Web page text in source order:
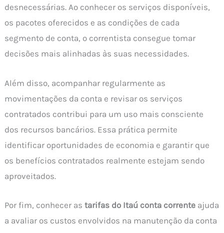
desnecessárias. Ao conhecer os serviços disponíveis,
os pacotes oferecidos e as condições de cada
segmento de conta, o correntista consegue tomar
decisões mais alinhadas às suas necessidades.
Além disso, acompanhar regularmente as
movimentações da conta e revisar os serviços
contratados contribui para um uso mais consciente
dos recursos bancários. Essa prática permite
identificar oportunidades de economia e garantir que
os benefícios contratados realmente estejam sendo
aproveitados.
Por fim, conhecer astarifas do Itaú conta corrente ajuda
a avaliar os custos envolvidos na manutenção da conta